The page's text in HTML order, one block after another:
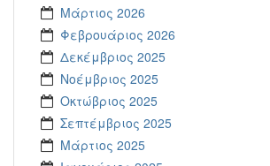
Μάρτιος 2026
Φεβρουάριος 2026
Δεκέμβριος 2025
Νοέμβριος 2025
Οκτώβριος 2025
Σεπτέμβριος 2025
Μάρτιος 2025